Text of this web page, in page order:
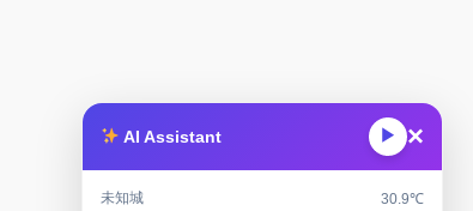
AI Assistant ▶ ×
未知城 30.9℃